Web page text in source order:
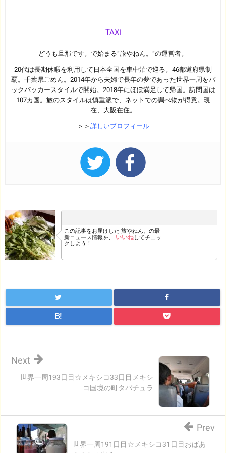
TAXI
どうも旦那です。で始まる”旅やねん。”の運営者。
20代は長期休暇を利用して日本全国を車中泊で巡る。46都道府県制
覇。千葉県ごめん。2014年から夫婦で長年の夢であった世界一周をバ
ックパッカースタイルで開始。2018年にほぼ満足して帰国。訪問国は
107カ国。旅のスタイルは慎重派で、ネットでの調べ物が得意。現
在、大阪在住。
＞＞ 詳しいプロフィール
この記事をお届けした 旅やねん。の最
新ニュース情報を、
いいねしてチェッ
クしよう！
B!
世界一周193日目☆メキシコ33日目メキシ
コ国境の町タパチュラ
Next
世界一周191日目☆メキシコ31日目おばあ
Prev